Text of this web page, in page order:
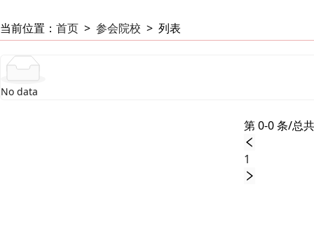
当前位置： 首页 > 参会院校 > 列表
No data
第 0-0 条/总
1